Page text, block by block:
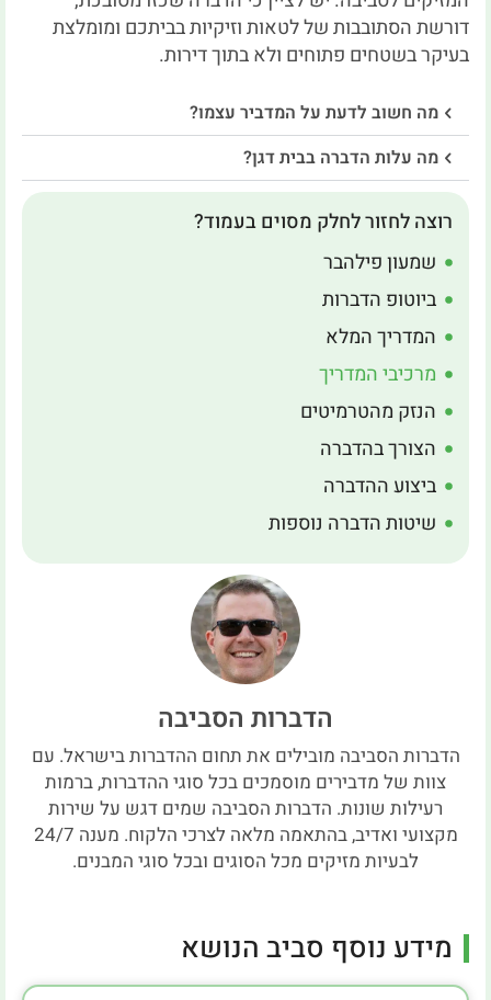
דורשת הסתובבות של לטאות וזיקיות בביתכם ומומלצת
בעיקר בשטחים פתוחים ולא בתוך דירות.
מה חשוב לדעת על המדביר עצמו?
מה עלות הדברה בבית דגן?
רוצה לחזור לחלק מסוים בעמוד?
שמעון פילהבר
ביוטופ הדברות
המדריך המלא
מרכיבי המדריך
הנזק מהטרמיטים
הצורך בהדברה
ביצוע ההדברה
שיטות הדברה נוספות
הדברות הסביבה
הדברות הסביבה מובילים את תחום ההדברות בישראל. עם
צוות של מדבירים מוסמכים בכל סוגי ההדברות, ברמות
רעילות שונות. הדברות הסביבה שמים דגש על שירות
מקצועי ואדיב, בהתאמה מלאה לצרכי הלקוח. מענה 24/7
לבעיות מזיקים מכל הסוגים ובכל סוגי המבנים.
מידע נוסף סביב הנושא